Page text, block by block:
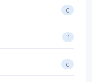
0
1
0